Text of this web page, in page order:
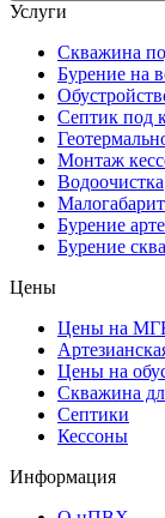
Услуги
Скважина
Бурение на
Септик под
Монтаж
Водоочистка
Бурение
Бурение
Цены
Цены на
Цены на
Скважина
Септики
Кессоны
Информация